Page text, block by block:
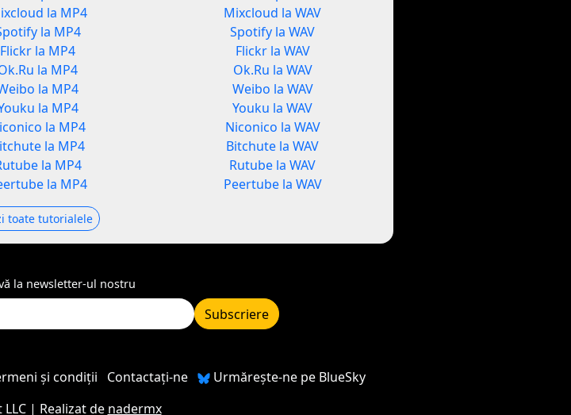
la MP4
la MP4
Flickr la MP4
la MP4
la MP4
la MP4
la MP4
la MP4
la MP4
la MP4
Mixcloud la WAV
Spotify la WAV
Flickr la WAV
Ok.Ru la WAV
Weibo la WAV
Youku la WAV
Niconico la WAV
Bitchute la WAV
Rutube la WAV
Peertube la WAV
toate tutorialele
la newsletter-ul nostru
Subscriere
și condiții Contactaţi-ne
Urmărește-ne pe BlueSky
| Realizat de nadermx